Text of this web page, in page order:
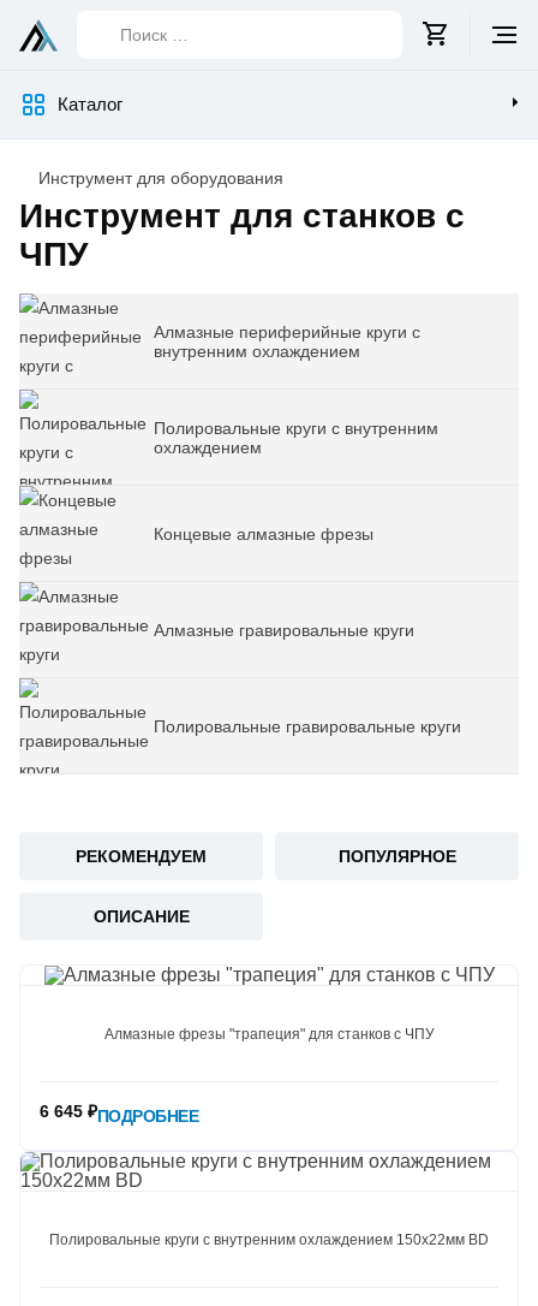
Каталог
Поиск
Инструмент для оборудования
Инструмент для станков с
ЧПУ
Список
категорий
Алмазные периферийные круги с
внутренним охлаждением
Полировальные круги с внутренним
охлаждением
Концевые алмазные фрезы
Алмазные гравировальные круги
Полировальные гравировальные круги
РЕКОМЕНДУЕМ ПОПУЛЯРНОЕ
ОПИСАНИЕ
Алмазные фрезы "трапеция" для станков с ЧПУ
6 645 ₽ПОДРОБНЕЕ
Полировальные круги c внутренним охлаждением 150х22мм BD